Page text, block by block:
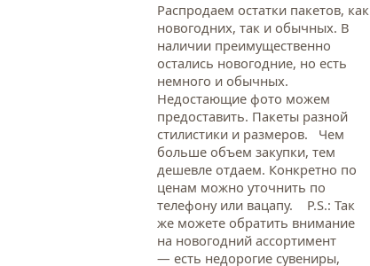
Распродаем остатки пакетов, как
новогодних, так и обычных. В
наличии преимущественно
остались новогодние, но есть
немного и обычных.
Недостающие фото можем
предоставить. Пакеты разной
стилистики и размеров. Чем
больше объем закупки, тем
дешевле отдаем. Конкретно по
ценам можно уточнить по
телефону или вацапу. Р.S.: Так
же можете обратить внимание
на новогодний ассортимент
— есть недорогие сувениры,